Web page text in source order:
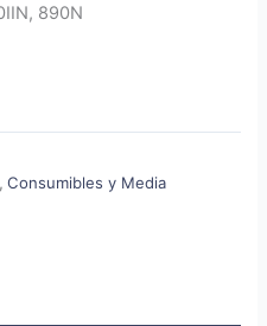
890N
,Consumibles y Media